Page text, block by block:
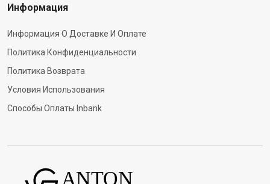
Информация
Информация О Доставке И Оплате
Политика Конфиденциальности
Политика Возврата
Условия Использования
Способы Оплаты Inbank